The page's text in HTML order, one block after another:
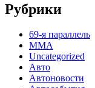
Рубрики
69-я параллель
MMA
Uncategorized
Авто
Автоновости